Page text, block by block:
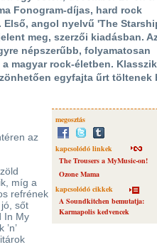
Fonogram-díjas, hard rock
angol nyelvű 'The
meg, szerzői kiadásban.
népszerűbb, folyamatosan
magyar rock-életben.
egyfajta űrt töltenek
megosztás
kapcsolódó linkek
The Trousers a MyMusic-on!
Ozone Mama
kapcsolódó cikkek
A Soundkitchen bemutatja:
Karmapolis kedvencek
az
míg a
refrének
jó, sőt
In My